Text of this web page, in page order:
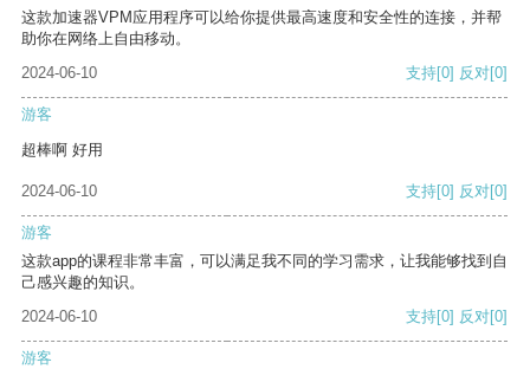
这款加速器VPM应用程序可以给你提供最高速度和安全性的连接，并帮
助你在网络上自由移动。
2024-06-10
支持[0] 反对[0]
游客
超棒啊 好用
2024-06-10 支持[0] 反对[0]
游客
这款app的课程非常丰富，可以满足我不同的学习需求，让我能够找到自
己感兴趣的知识。
2024-06-10
支持[0] 反对[0]
游客